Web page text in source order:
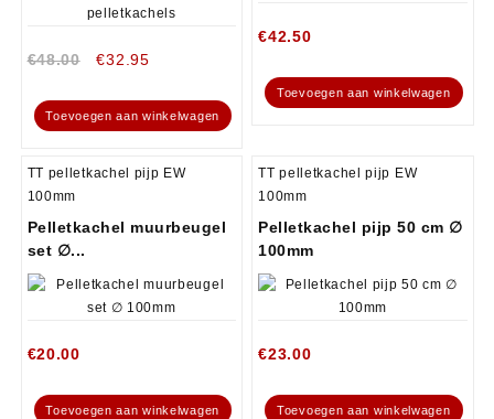
€48.00 €32.95
Toevoegen aan winkelwagen
€42.50
Toevoegen aan winkelwagen
TT pelletkachel pijp EW
100mm
Pelletkachel muurbeugel
set ∅...
€20.00
Toevoegen aan winkelwagen
TT pelletkachel pijp EW
100mm
Pelletkachel pijp 50 cm ∅
100mm
€23.00
Toevoegen aan winkelwagen